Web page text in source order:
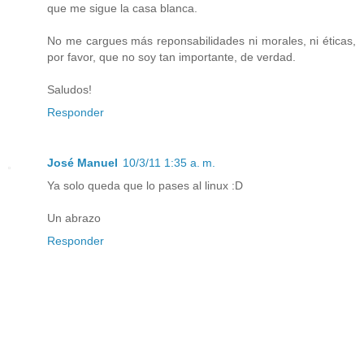
que me sigue la casa blanca.
No me cargues más reponsabilidades ni morales, ni éticas,
por favor, que no soy tan importante, de verdad.
Saludos!
Responder
José Manuel 10/3/11 1:35 a. m.
Ya solo queda que lo pases al linux :D
Un abrazo
Responder